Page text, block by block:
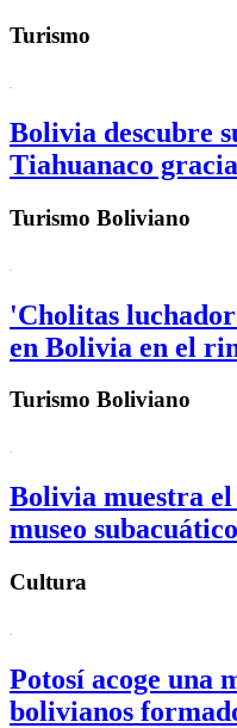
Turismo
Bolivia descubre
Tiahuanaco
Turismo Boliviano
'Cholitas
en Bolivia en el
Turismo Boliviano
Bolivia muestra
museo subacuático
Cultura
Potosí acoge una
bolivianos